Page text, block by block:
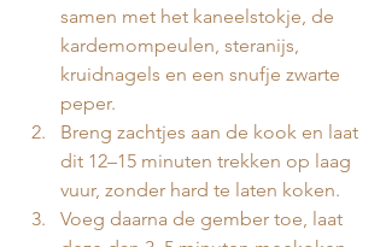
samen met het kaneelstokje, de
kardemompeulen, steranijs,
kruidnagels en een snufje zwarte
peper.
Breng zachtjes aan de kook en laat
dit 12–15 minuten trekken op laag
vuur, zonder hard te laten koken.
Voeg daarna de gember toe, laat